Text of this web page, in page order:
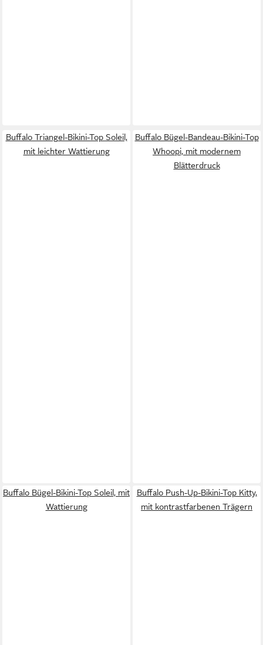
Buffalo Triangel-Bikini-Top Soleil,
mit leichter Wattierung
Buffalo Bügel-Bandeau-Bikini-Top
Whoopi, mit modernem
Blätterdruck
Buffalo Bügel-Bikini-Top Soleil, mit
Wattierung
Buffalo Push-Up-Bikini-Top Kitty,
mit kontrastfarbenen Trägern